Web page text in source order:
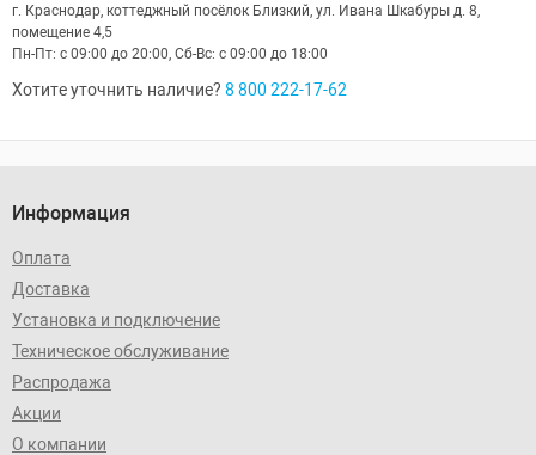
г. Краснодар, коттеджный посёлок Близкий, ул. Ивана Шкабуры д. 8,
помещение 4,5
Пн-Пт: с 09:00 до 20:00, Сб-Вс: с 09:00 до 18:00
Хотите уточнить наличие? 8 800 222-17-62
Информация
Оплата
Доставка
Установка и подключение
Техническое обслуживание
Распродажа
Акции
О компании